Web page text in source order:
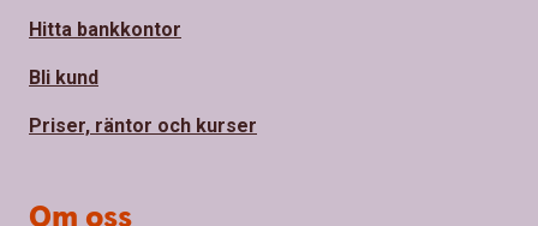
Hitta bankkontor
Bli kund
Priser, räntor och kurser